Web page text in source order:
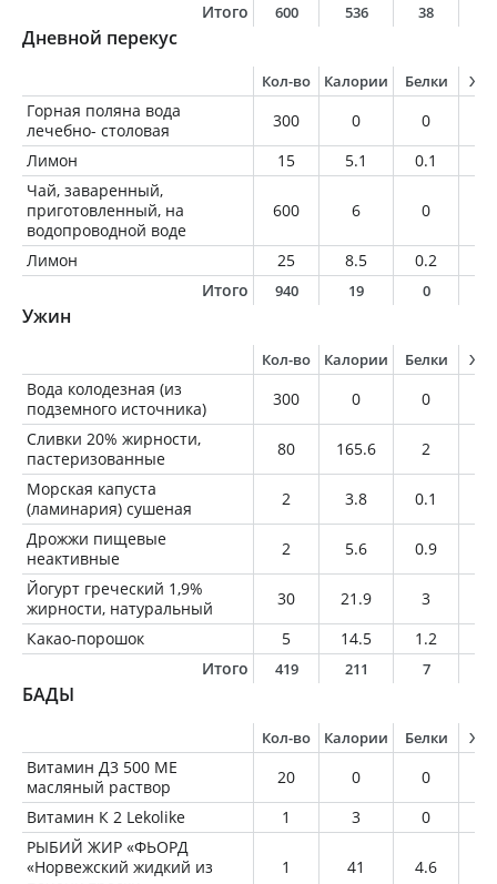
Итого 600 536 38
Дневной перекус
Кол-во Калории Белки
Горная поляна вода
лечебно- столовая
300 0 0
Лимон
15 5.1 0.1
Чай, заваренный,
приготовленный, на
водопроводной воде
600 6 0
Лимон 25 8.5 0.2
Итого
940 19 0
Ужин
Кол-во Калории Белки
Вода колодезная (из
подземного источника)
300 0 0
Сливки 20% жирности,
пастеризованные
80 165.6 2
Морская капуста
(ламинария) сушеная
2 3.8 0.1
Дрожжи пищевые
неактивные
2 5.6 0.9
Йогурт греческий 1,9%
жирности, натуральный
30 21.9 3
Какао-порошок
5 14.5 1.2
Итого
419 211 7
БАДЫ
Кол-во Калории Белки
Витамин Д3 500 МЕ
масляный раствор
20 0 0
Витамин К 2 Lekolike
1 3 0
РЫБИЙ ЖИР «ФЬОРД
«Норвежский жидкий из
1 41 4.6